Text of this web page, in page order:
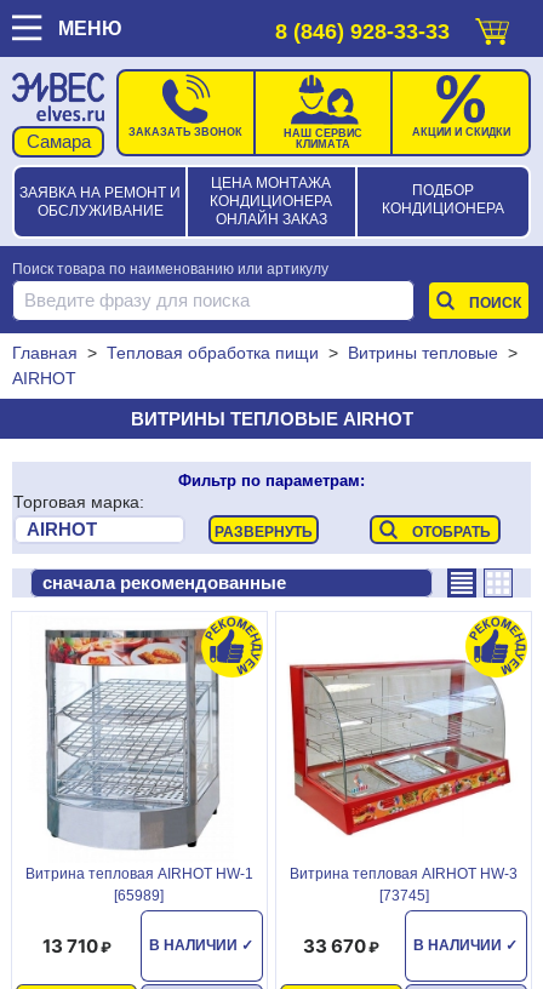
МЕНЮ 8 (846) 928-33-33
ЗАЯВКА НА РЕМОНТ И
ОБСЛУЖИВАНИЕ
ЦЕНА МОНТАЖА
КОНДИЦИОНЕРА
ОНЛАЙН ЗАКАЗ
ПОДБОР
КОНДИЦИОНЕРА
ЗАКАЗАТЬ ЗВОНОК
НАШ СЕРВИС
КЛИМАТА
АКЦИИ И СКИДКИ
Поиск товара по наименованию или артикулу
Главная > Тепловая обработка пищи > Витрины тепловые >
AIRHOT
ВИТРИНЫ ТЕПЛОВЫЕ AIRHOT
Фильтр по параметрам:
Торговая марка:
Витрина тепловая AIRHOT HW-1
[65989]
В НАЛИЧИИ ✓
13 710
Витрина тепловая AIRHOT HW-3
[73745]
В НАЛИЧИИ ✓
33 670